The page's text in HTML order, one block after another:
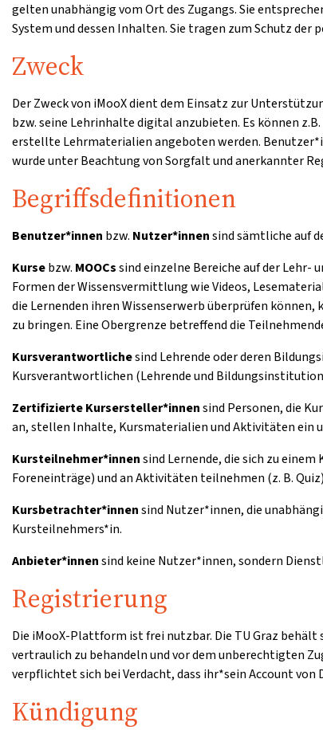
gelten unabhängig vom Ort des Zugangs. Sie
System und dessen Inhalten. Sie tragen zum Schutz
Zweck
Der Zweck von iMooX dient dem Einsatz zur
bzw. seine Lehrinhalte digital anzubieten. Es können
erstellte Lehrmaterialien angeboten werden.
wurde unter Beachtung von Sorgfalt und anerkannter
Begriffsdefinitionen
Benutzer*innen bzw. Nutzer*innensind sämtliche auf
Kursebzw. MOOCssind einzelne Bereiche auf der Lehr-
Formen der Wissensvermittlung wie Videos,
die Lernenden ihren Wissenserwerb überprüfen
zu bringen. Eine Obergrenze betreffend die
Kursverantwortlichesind Lehrende oder deren
Kursverantwortlichen (Lehrende und
Zertifizierte Kursersteller*innensind Personen, die
an, stellen Inhalte, Kursmaterialien und Aktivitäten ein
Kursteilnehmer*innensind Lernende, die sich zu
Foreneinträge) und an Aktivitäten teilnehmen (z. B.
Kursbetrachter*innensind Nutzer*innen, die
Kursteilnehmers*in.
Anbieter*innensind keine Nutzer*innen, sondern
Registrierung
Die iMooX-Plattform ist frei nutzbar. Die TU Graz
vertraulich zu behandeln und vor dem unberechtigten
verpflichtet sich bei Verdacht, dass ihr*sein Account
Kündigung